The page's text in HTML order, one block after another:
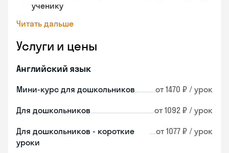
ученику
Читать дальше
Услуги и цены
Английский язык
Мини-курс для дошкольников от 1470 ₽ / урок
Для дошкольников от 1092 ₽ / урок
Для дошкольников - короткие
уроки
от 1077 ₽ / урок